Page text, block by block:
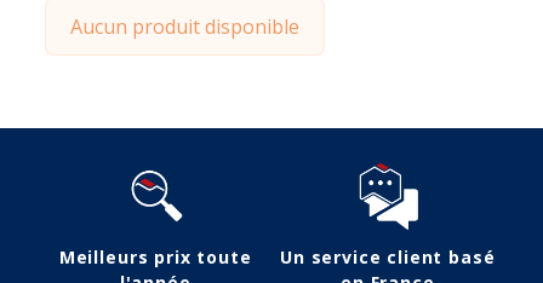
Aucun produit disponible
Meilleurs prix toute
Un service client basé